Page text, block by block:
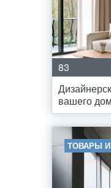
83
вашего
ТОВАРЫ И